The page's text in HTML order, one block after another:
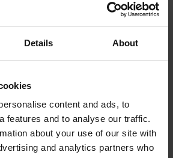
Details About
content and ads, to
features and to analyse our traffic.
about your use of our site with
and analytics partners who
/
Pedalaxel 28 kugg
årsmodeller från 80-88.
550010406
295KR